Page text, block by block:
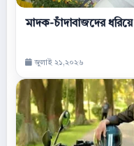
মাদক-চাঁদাবাজদের
জুলাই ২১,২০২৬